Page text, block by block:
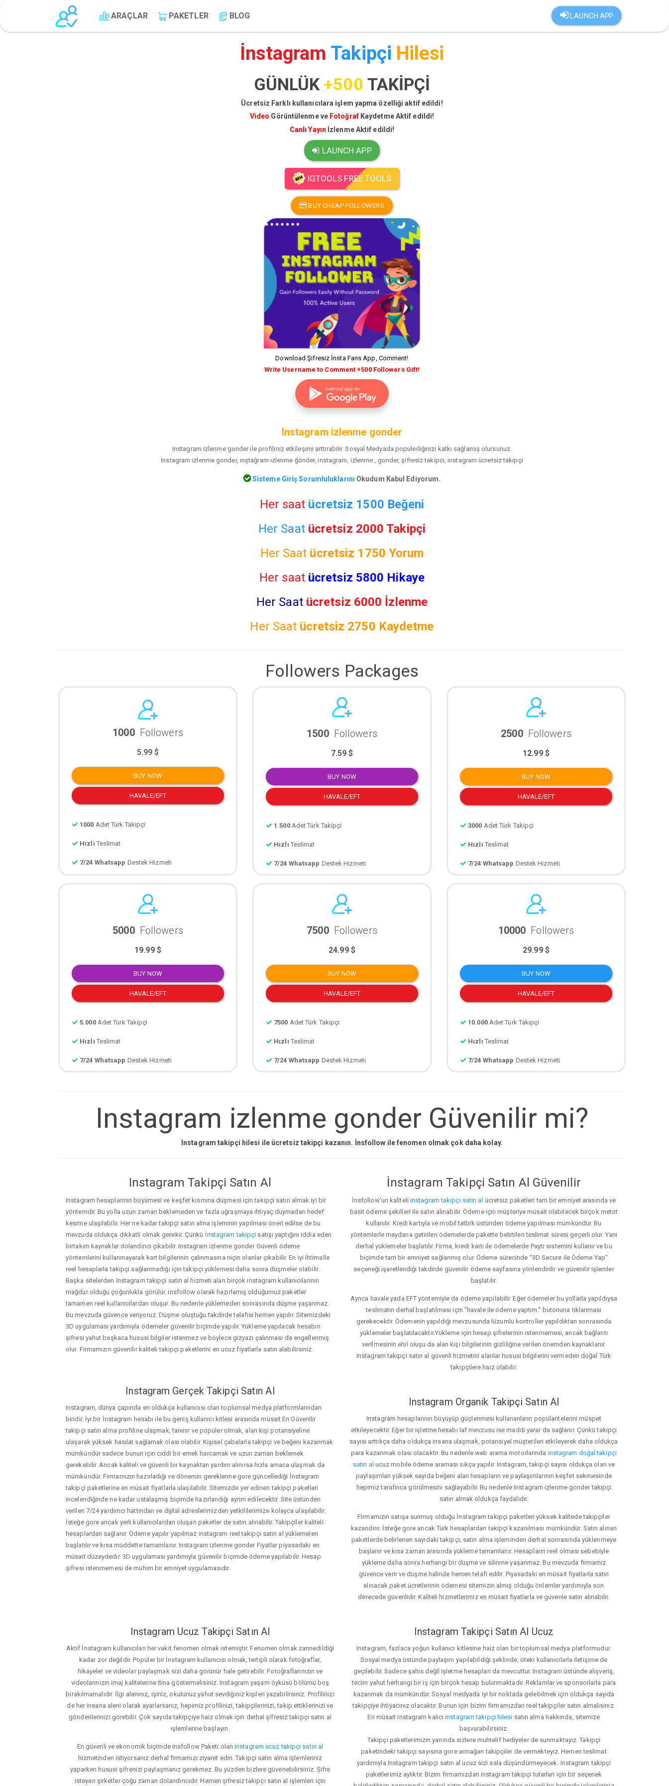
LAUNCH APP
ARAÇLAR PAKETLER BLOG
İnstagram Takipçi Hilesi
GÜNLÜK +500 TAKİPÇİ
Ücretsiz Farklı kullanıcılara işlem yapma özelliği aktif edildi!
Video Görüntülenme ve Fotoğraf Kaydetme Aktif edildi!
Canlı Yayın İzlenme Aktif edildi!
LAUNCH APP
IGTOOLS FREE TOOLS
BUY CHEAP FOLLOWERS
Download Şifresiz İnsta Fans App, Comment!
Write Username to Comment +500 Followers Gift!
Instagram izlenme gonder
Instagram izlenme gonder ile profiliniz etkileşimi arttırabilir. Sosyal Medyada popülerliğinizi katkı sağlamış olursunuz.
Instagram izlenme gonder, ınştağram ızlenme ğönder, instagram, izlenme , gonder, şifresiz takipci, instagram ücretsiz takipçi
Sisteme Giriş Sorumluluklarını Okudum Kabul Ediyorum.
Her saat ücretsiz 1500 Beğeni
Her Saat ücretsiz 2000 Takipçi
Her Saat ücretsiz 1750 Yorum
Her saat ücretsiz 5800 Hikaye
Her Saat ücretsiz 6000 İzlenme
Her Saat ücretsiz 2750 Kaydetme
Followers Packages
1000 Followers
5.99 $
BUY NOW
HAVALE/EFT
1000 Adet Türk Takipçi
Hızlı Teslimat
7/24 Whatsapp Destek Hizmeti
1500 Followers
7.59 $
BUY NOW
HAVALE/EFT
1.500 Adet Türk Takipçi
Hızlı Teslimat
7/24 Whatsapp Destek Hizmeti
2500 Followers
12.99 $
BUY NOW
HAVALE/EFT
3000 Adet Türk Takipçi
Hızlı Teslimat
7/24 Whatsapp Destek Hizmeti
5000 Followers
19.99 $
BUY NOW
HAVALE/EFT
5.000 Adet Türk Takipçi
Hızlı Teslimat
7/24 Whatsapp Destek Hizmeti
7500 Followers
24.99 $
BUY NOW
HAVALE/EFT
7500 Adet Türk Takipçi
Hızlı Teslimat
7/24 Whatsapp Destek Hizmeti
10000 Followers
29.99 $
BUY NOW
HAVALE/EFT
10.000 Adet Türk Takipçi
Hızlı Teslimat
7/24 Whatsapp Destek Hizmeti
Instagram izlenme gonder Güvenilir mi?
Instagram takipçi hilesi ile ücretsiz takipçi kazanın. İnsfollow ile fenomen olmak çok daha kolay.
Instagram Takipçi Satın Al
Instagram hesaplarının büyümesi ve keşfet kısmına düşmesi için takipçi satın almak iyi bir
yöntemdir. Bu yolla uzun zaman beklemeden ve fazla uğraşmaya ihtiyaç duymadan hedef
kesime ulaşılabilir. Her ne kadar takipçi satın alma işleminin yapılması öneri edilse de bu
mevzuda oldukça dikkatli olmak gerekir. Çünkü İnstagram takipçi satışı yaptığını iddia eden
birtakım kaynaklar dolandırıcı çıkabilir. Instagram izlenme gonder Güvenli ödeme
yöntemlerini kullanmayarak kart bilgilerinin çalınmasına niçin olanlar çıkabilir. En iyi ihtimalle
reel hesaplarla takipçi sağlanmadığı için takipçi yüklemesi daha sonra düşmeler olabilir.
Başka sitelerden Instagram takipçi satın al hizmeti alan birçok instagram kullanıcılarının
mağdur olduğu çoğunlukla görülür. insfollow olarak hazırlamış olduğumuz paketler
tamamen reel kullanıcılardan oluşur. Bu nedenle yüklemeden sonrasında düşme yaşanmaz.
Bu mevzuda güvence veriyoruz. Düşme oluştuğu takdirde telafisi hemen yapılır. Sitemizdeki
3D uygulaması yardımıyla ödemeler güvenilir biçimde yapılır. Yükleme yapılacak hesabın
şifresi yahut başkaca hususi bilgiler istenmez ve böylece gizyazı çalınması da engellenmiş
olur. Firmamızın güvenilir kaliteli takipçi paketlerini en ucuz fiyatlarla satın alabilirsiniz.
İnstagram Takipçi Satın Al Güvenilir
İnsfollow'un kaliteli instagram takipçi satın al ücretsiz paketleri tam bir emniyet arasında ve
basit ödeme şekilleri ile satın alınabilir. Ödeme için müşteriye müsait olabilecek birçok metot
kullanılır. Kredi kartıyla ve mobil tatbik üstünden ödeme yapılması mümkündür. Bu
yöntemlerle meydana getirilen ödemelerde pakette belirtilen teslimat süresi geçerli olur. Yani
derhal yüklemeler başlatılır. Firma, kredi kartı ile ödemelerde Paytr sistemini kullanır ve bu
biçimde tam bir emniyet sağlanmış olur. Ödeme sürecinde "3D Secure ile Ödeme Yap"
seçeneği işaretlendiği takdirde güvenilir ödeme sayfasına yönlendirilir ve güvenilir işlemler
başlatılır.
Ayrıca havale yada EFT yöntemiyle da ödeme yapılabilir. Eğer ödemeler bu yollarla yapıldıysa
teslimatın derhal başlatılması için "havale ile ödeme yaptım." butonuna tıklanması
gerekecektir. Ödemenin yapıldığı mevzusunda lüzumlu kontroller yapıldıktan sonrasında
yüklemeler başlatılacaktır.Yükleme için hesap şifrelerinin istenmemesi, ancak bağlantı
verilmesinin ehil oluşu da alan kişi bilgilerinin gizliliğine verilen önemden kaynaklanır.
Instagram takipçi satın al güvenli hizmetini alanlar hususi bilgilerini vermeden doğal Türk
takipçilere haiz olabilir.
Instagram Gerçek Takipçi Satın Al
Instagram, dünya çapında en oldukça kullanıcısı olan toplumsal medya platformlarından
biridir. İyi bir İnstagram hesabı ile bu geniş kullanıcı kitlesi arasında müsait En Güvenilir
takipçi satın alma profiline ulaşmak, tanınır ve popüler olmak, alan kişi potansiyeline
ulaşarak yüksek hasılat sağlamak olası olabilir. Kişisel çabalarla takipçi ve beğeni kazanmak
mümkündür sadece bunun için ciddi bir emek harcamak ve uzun zaman beklemek
gerekebilir. Ancak kaliteli ve güvenli bir kaynaktan yardım alınırsa hızla amaca ulaşmak da
mümkündür. Firmamızın hazırladığı ve dönemin gereklerine gore güncellediği İnstagram
takipçi paketlerine en müsait fiyatlarla ulaşılabilir. Sitemizde yer edinen takipçi paketleri
incelendiğinde ne kadar ustalaşmış biçimde hazırlandığı ayrım edilecektir. Site üstünden
verilen 7/24 yardımcı hattından ve dijital adreslerimizden yetkililerimize kolayca ulaşılabilir.
İsteğe gore ancak yerli kullanıcılardan oluşan paketler de satın alınabilir. Takipçiler kaliteli
hesaplardan sağlanır. Ödeme yapılır yapılmaz instagram reel takipçi satın al yüklemeleri
başlatılır ve kısa müddette tamamlanır. Instagram izlenme gonder Fiyatlar piyasadaki en
müsait düzeydedir. 3D uygulaması yardımıyla güvenilir biçimde ödeme yapılabilir. Hesap
şifresi istenmemesi de mühim bir emniyet uygulamasıdır.
Instagram Organik Takipçi Satın Al
Instagram hesaplarının büyüyüp güçlenmesi kullananların popülaritelerini müspet
etkileyecektir. Eğer bir işletme hesabı laf mevzusu ise maddi yarar da sağlanır. Çünkü takipçi
sayısı arttıkça daha oldukça insana ulaşmak, potansiyel müşterileri etkileyerek daha oldukça
para kazanmak olası olacaktır. Bu nedenle web arama motorlarında instagram doğal takipçi
satın al ucuz mobile ödeme araması sıkça yapılır. Instagram, takipçi sayısı oldukça olan ve
paylaşımları yüksek sayıda beğeni alan hesapların ve paylaşımlarının keşfet sekmesinde
hepimiz tarafınca görülmesini sağlayabilir. Bu nedenle Instagram izlenme gonder takipçi
satın almak oldukça faydalıdır.
Firmamızın satışa sunmuş olduğu İnstagram takipçi paketleri yüksek kalitede takipçiler
kazandırır. İsteğe gore ancak Türk hesaplardan takipçi kazanılması mümkündür. Satın alınan
paketlerde belirlenen sayıdaki takipçi, satın alma işleminden derhal sonrasında yüklenmeye
başlanır ve kısa zaman arasında yükleme tamamlanır. Hesapların reel olması sebebiyle
yükleme daha sonra herhangi bir düşme ve silinme yaşanmaz. Bu mevzuda firmamız
güvence verir ve düşme halinde hemen telafi edilir. Piyasadaki en müsait fiyatlarla satın
alınacak paket ücretlerinin ödemesi sitemizin almış olduğu önlemler yardımıyla son
derecede güvenlidir. Kaliteli hizmetlerimiz en müsait fiyatlarla ve güvenle satın alınabilir.
Instagram Ucuz Takipçi Satın Al
Aktif İnstagram kullanıcıları her vakit fenomen olmak istemiştir. Fenomen olmak zannedildiği
kadar zor değildir. Popüler bir İnstagram kullanıcısı olmak, tertipli olarak fotoğraflar,
hikayeler ve videolar paylaşmak sizi daha görünür hale getirebilir. Fotoğraflarınızın ve
videolarınızın imaj kalitelerine itina göstermelisiniz. Instagram yaşam öyküsü bölümü boş
bırakılmamalıdır. İlgi alanınız, işiniz, okulunuz yahut sevdiğiniz kişileri yazabilirsiniz. Profilinizi
de her insana aleni olarak ayarlarsanız, hepimiz profilinizi, takipçilerinizi, takip ettiklerinizi ve
gönderilerinizi görebilir. Çok sayıda takipçiye haiz olmak için derhal şifresiz takipçi satın al
işlemlerine başlayın.
En güvenli ve ekonomik biçimde insfollow Paketi olaninstagram ucuz takipçi satın al
hizmetinden istiyorsanız derhal firmamızı ziyaret edin. Takipçi satın alma işlemleriniz
yaparken hususi şifrenizi paylaşmanız gerekmez. Bu yüzden bizlere güvenebilirsiniz. Şifre
isteyen şirketler çoğu zaman dolandırıcıdır. Hemen şifresiz takipçi satın al işlemleri için
Instagram Takipçi Satın Al Ucuz
Instagram, fazlaca yoğun kullanıcı kitlesine haiz olan bir toplumsal medya platformudur.
Sosyal medya üstünde paylaşım yapılabildiği şeklinde, öteki kullanıcılarla iletişime de
geçilebilir. Sadece şahıs değil işletme hesapları da mevcuttur. Instagram üstünde alışveriş,
tecim yahut herhangi bir iş için birçok hesap bulunmaktadır. Reklamlar ve sponsorlarla para
kazanmak da mümkündür. Sosyal medyada iyi bir noktada gelebilmek için oldukça sayıda
takipçiye ihtiyacınız olacaktır. Bunun için bizim firmamızdan reel takipçiler satın almalısınız.
En müsait instagram kalıcıinstagram takipçi hilesi satın alma hakkında, sitemize
başvurabilirsiniz.
Takipçi paketlerimizin yanında sizlere muhtelif hediyeler de sunmaktayız. Takipçi
paketindeki takipçi sayısına gore armağan takipçiler de vermekteyiz. Hemen teslimat
yardımıyla Instagram takipçi satın al ucuz sizi asla düşündürmeyecek. Instagram takipçi
paketlerimiz aylıktır. Bizim firmamızdan instagram takipçi tutarları için bir seçenek